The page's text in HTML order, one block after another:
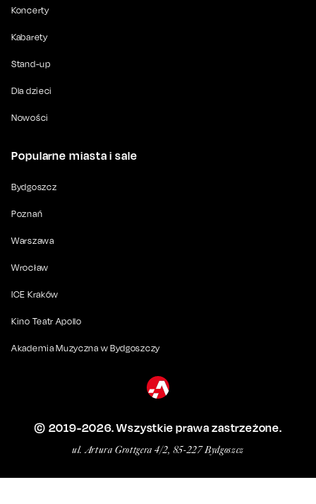
Koncerty
Kabarety
Stand-up
Dla dzieci
Nowości
Popularne miasta i sale
Bydgoszcz
Poznań
Warszawa
Wrocław
ICE Kraków
Kino Teatr Apollo
Akademia Muzyczna w Bydgoszczy
© 2019-2026. Wszystkie prawa zastrzeżone.
ul. Artura Grottgera 4/2, 85-227 Bydgoszcz